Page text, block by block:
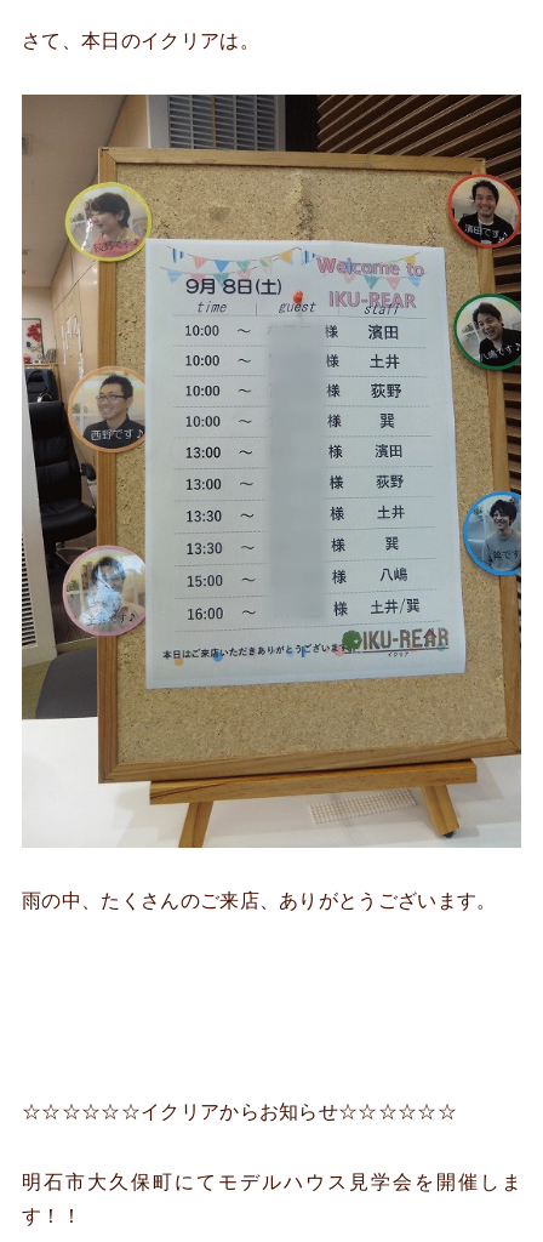
さて、本日のイクリアは。
雨の中、たくさんのご来店、ありがとうございます。
☆☆☆☆☆☆イクリアからお知らせ☆☆☆☆☆☆
明石市大久保町にてモデルハウス見学会を開催しま
す！！